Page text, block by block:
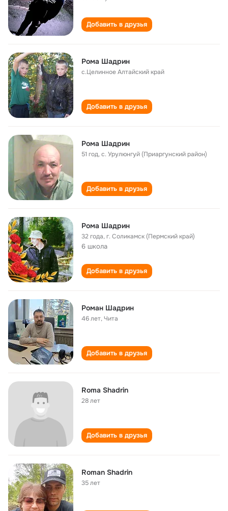
Добавить в друзья
Рома Шадрин
с.Целинное Алтайский край
Добавить в друзья
Рома Шадрин
51 год,с. Урулюнгуй (Приаргунский район)
Добавить в друзья
Рома Шадрин
32 года,г. Соликамск (Пермский край)
6 школа
Добавить в друзья
Роман Шадрин
46 лет,Чита
Добавить в друзья
Roma Shadrin
28 лет
Добавить в друзья
Roman Shadrin
35 лет